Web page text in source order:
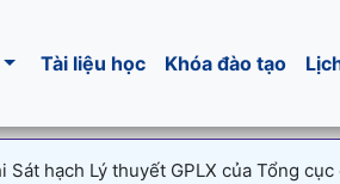
Tài liệu học Khóa đào tạo
Sát hạch Lý thuyết GPLX của Tổng